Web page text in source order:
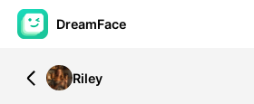
DreamFace
AI-verktyg
Riley